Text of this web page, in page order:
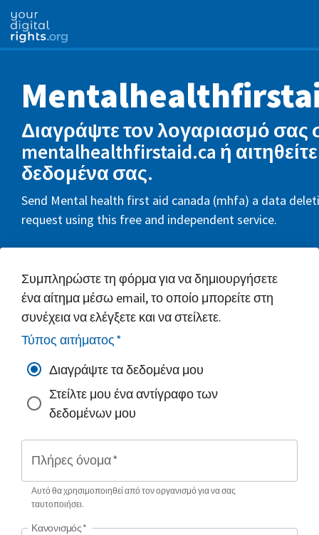
Διαγράψτε τον λογαριασμό σας
mentalhealthfirstaid.ca ή
δεδομένα σας.
Send Mental health first aid canada (mhfa) a data
request using this free and independent service.
Συμπληρώστε τη φόρμα για να δημιουργήσετε
ένα αίτημα μέσω email, το οποίο μπορείτε στη
συνέχεια να ελέγξετε και να στείλετε.
Τύπος αιτήματος*
Διαγράψτε τα δεδομένα μου
Στείλτε μου ένα αντίγραφο των
δεδομένων μου
Πλήρες όνομα*
Αυτό θα χρησιμοποιηθεί από τον οργανισμό για να σας
ταυτοποιήσει.
Κανονισμός*